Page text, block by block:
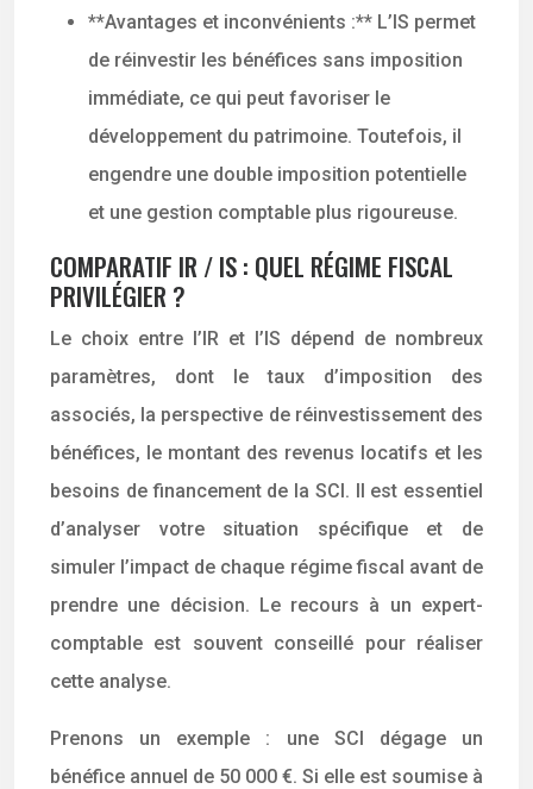
**Avantages et inconvénients :** L’IS permet
de réinvestir les bénéfices sans imposition
immédiate, ce qui peut favoriser le
développement du patrimoine. Toutefois, il
engendre une double imposition potentielle
et une gestion comptable plus rigoureuse.
COMPARATIF IR / IS : QUEL RÉGIME FISCAL
PRIVILÉGIER ?
Le choix entre l’IR et l’IS dépend de nombreux
paramètres, dont le taux d’imposition des
associés, la perspective de réinvestissement des
bénéfices, le montant des revenus locatifs et les
besoins de financement de la SCI. Il est essentiel
d’analyser votre situation spécifique et de
simuler l’impact de chaque régime fiscal avant de
prendre une décision. Le recours à un expert-
comptable est souvent conseillé pour réaliser
cette analyse.
Prenons un exemple : une SCI dégage un
bénéfice annuel de 50 000 €. Si elle est soumise à